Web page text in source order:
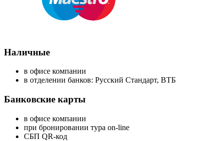
Наличные
в офисе компании
в отделении банков: Русский Стандарт, ВТБ
Банковские карты
в офисе компании
при бронировании тура on-line
СБП QR-код